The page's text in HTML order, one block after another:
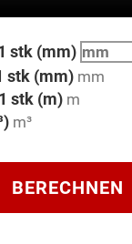
stk (mm)
stk (mm)
stk (m)
BERECHNEN